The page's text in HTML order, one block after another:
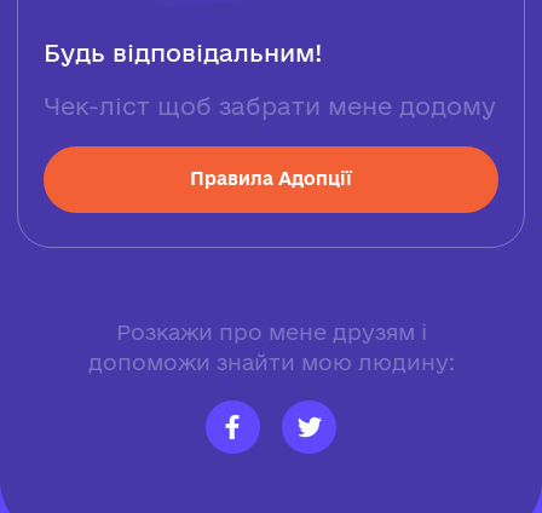
Розкажи про мене друзям і
допоможи знайти мою людину:
Будь відповідальним!
Чек-ліст щоб забрати мене додому
Правила Адопції